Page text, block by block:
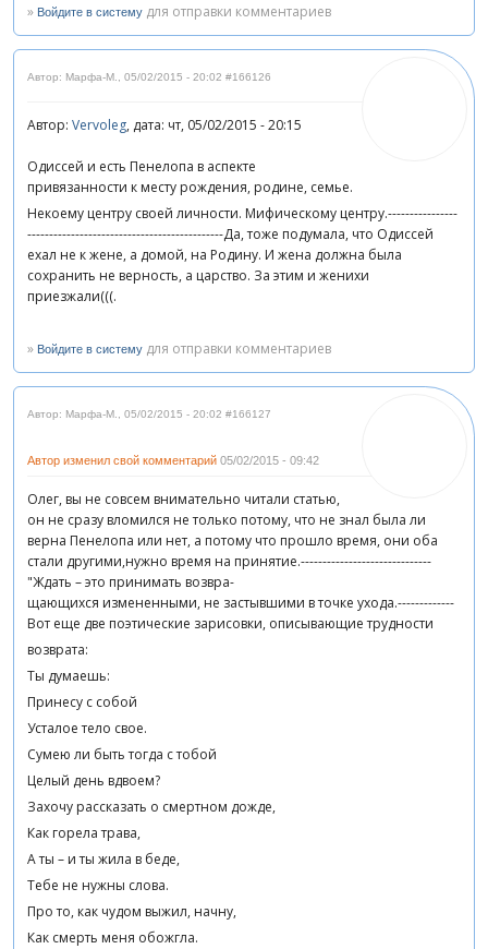
» Войдите в систему для отправки комментариев
Автор: Марфа-М. 05/02/2015 - 20:02 #166126
Автор: Vervoleg, дата: чт, 05/02/2015 - 20:15
Одиссей и есть Пенелопа в аспекте
привязанности к месту рождения, родине, семье.
Некоему центру своей личности. Мифическому центру.----------------
---------------------------------------------Да, тоже подумала, что Одиссей
ехал не к жене, а домой, на Родину. И жена должна была
сохранить не верность, а царство. За этим и женихи
приезжали(((.
» Войдите в систему для отправки комментариев
Автор: Марфа-М., 05/02/2015 - 20:02 #166127
Автор изменил свой комментарий 05/02/2015 - 09:42
Олег, вы не совсем внимательно читали статью,
он не сразу вломился не только потому, что не знал была ли
верна Пенелопа или нет, а потому что прошло время, они оба
стали другими,нужно время на принятие.------------------------------
"Ждать – это принимать возвра-
щающихся измененными, не застывшими в точке ухода.-------------
Вот еще две поэтические зарисовки, описывающие трудности
возврата:
Ты думаешь:
Принесу с собой
Усталое тело свое.
Сумею ли быть тогда с тобой
Целый день вдвоем?
Захочу рассказать о смертном дожде,
Как горела трава,
А ты – и ты жила в беде,
Тебе не нужны слова.
Про то, как чудом выжил, начну,
Как смерть меня обожгла.